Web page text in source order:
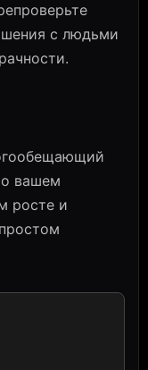
с людьми
вашем
росте и